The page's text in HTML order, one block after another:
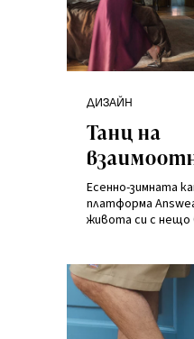
ДИЗАЙН
Танц на
в новата
Answear
Есенно-зимната
платформа
живота си с нещо
човешките
интимни и
като танцови